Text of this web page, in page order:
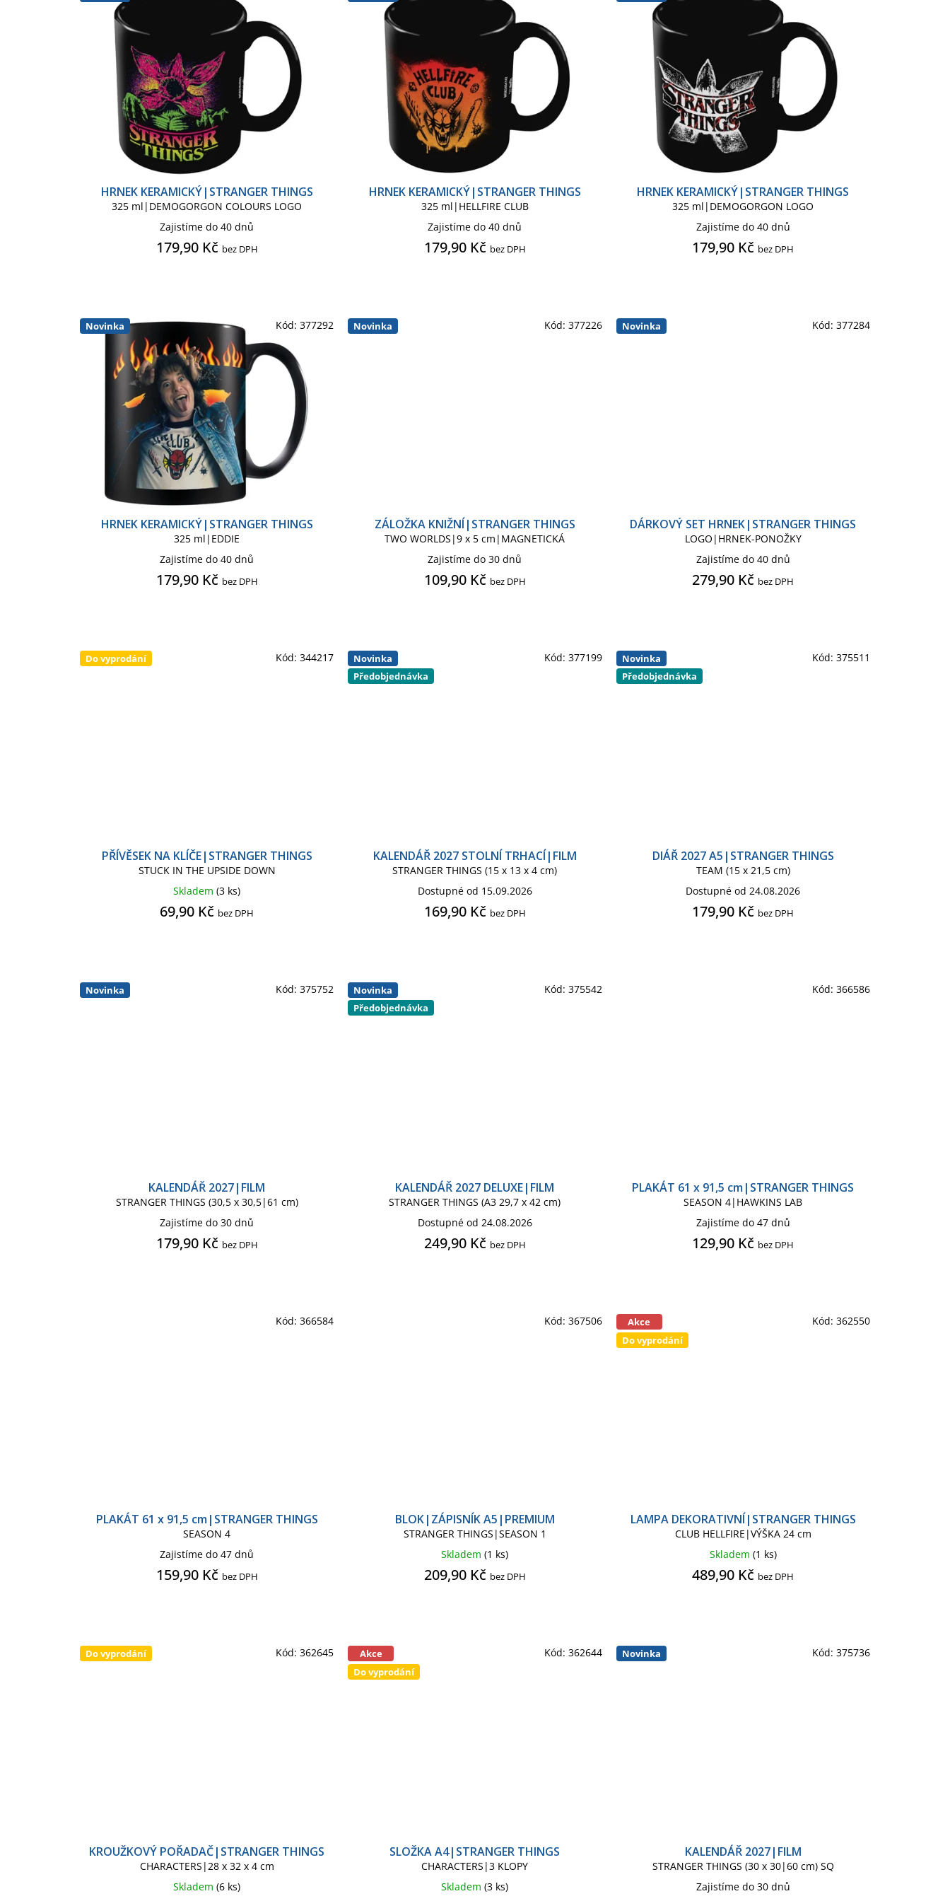
Papírnické zboží Podložka pod myš Ponožky pánské
Přívěsek - klíčenka Puzzle Složky papírnictví Světlo lampička Světlo lampička dětská Tácek pod sklenici
Taška - brašna na rameno Taška kosmetická necesér Taška shopping Tričko pánské Župan pánský
HRNEK KERAMICKÝ|STRANGER THINGS
325 ml|DEMOGORGON COLOURS LOGO
Zajistíme do 40 dnů
179,90 Kč bez DPH
HRNEK KERAMICKÝ|STRANGER THINGS
325 ml|HELLFIRE CLUB
Zajistíme do 40 dnů
179,90 Kč bez DPH
HRNEK KERAMICKÝ|STRANGER THINGS
325 ml|DEMOGORGON LOGO
Zajistíme do 40 dnů
179,90 Kč bez DPH
Novinka
HRNEK KERAMICKÝ|STRANGER THINGS
325 ml|EDDIE
Zajistíme do 40 dnů
179,90 Kč bez DPH
Kód:377292 Novinka
ZÁLOŽKA KNIŽNÍ|STRANGER THINGS
TWO WORLDS|9 x 5 cm|MAGNETICKÁ
Zajistíme do 30 dnů
109,90 Kč bez DPH
Kód: 377226 Novinka
DÁRKOVÝ SET HRNEK|STRANGER THINGS
LOGO|HRNEK-PONOŽKY
Zajistíme do 40 dnů
279,90 Kč bez DPH
Kód: 377284
Do vyprodání
PŘÍVĚSEK NA KLÍČE|STRANGER THINGS
STUCK IN THE UPSIDE DOWN
Skladem(3 ks)
69,90 Kč bez DPH
Kód:344217
Novinka
Předobjednávka
KALENDÁŘ 2027 STOLNÍ TRHACÍ|FILM
STRANGER THINGS (15 x 13 x 4 cm)
Dostupné od 15.09.2026
169,90 Kč bez DPH
Kód: 377199
Novinka
Předobjednávka
DIÁŘ 2027 A5|STRANGER THINGS
TEAM (15 x 21,5 cm)
Dostupné od 24.08.2026
179,90 Kč bez DPH
Kód: 375511
Novinka
KALENDÁŘ 2027|FILM
STRANGER THINGS (30,5 x 30,5|61 cm)
Zajistíme do 30 dnů
179,90 Kč bez DPH
Kód:375752
Novinka
Předobjednávka
KALENDÁŘ 2027 DELUXE|FILM
STRANGER THINGS (A3 29,7 x 42 cm)
Dostupné od 24.08.2026
249,90 Kč bez DPH
Kód: 375542
PLAKÁT 61 x 91,5 cm|STRANGER THINGS
SEASON 4|HAWKINS LAB
Zajistíme do 47 dnů
129,90 Kč bez DPH
Kód: 366586
PLAKÁT 61 x 91,5 cm|STRANGER THINGS
SEASON 4
Zajistíme do 47 dnů
159,90 Kč bez DPH
Kód:366584
BLOK|ZÁPISNÍK A5|PREMIUM
STRANGER THINGS|SEASON 1
Skladem(1 ks)
209,90 Kč bez DPH
Kód: 367506
Akce
Do vyprodání
LAMPA DEKORATIVNÍ|STRANGER THINGS
CLUB HELLFIRE|VÝŠKA 24 cm
Skladem (1 ks)
489,90 Kč bez DPH
Kód: 362550
Do vyprodání
KROUŽKOVÝ POŘADAČ|STRANGER THINGS
CHARACTERS|28 x 32 x 4 cm
Skladem(6 ks)
Kód:362645
Akce
Do vyprodání
SLOŽKA A4|STRANGER THINGS
CHARACTERS|3 KLOPY
Skladem(3 ks)
Kód: 362644 Novinka
KALENDÁŘ 2027|FILM
STRANGER THINGS (30 x 30|60 cm) SQ
Zajistíme do 30 dnů
Kód: 375736